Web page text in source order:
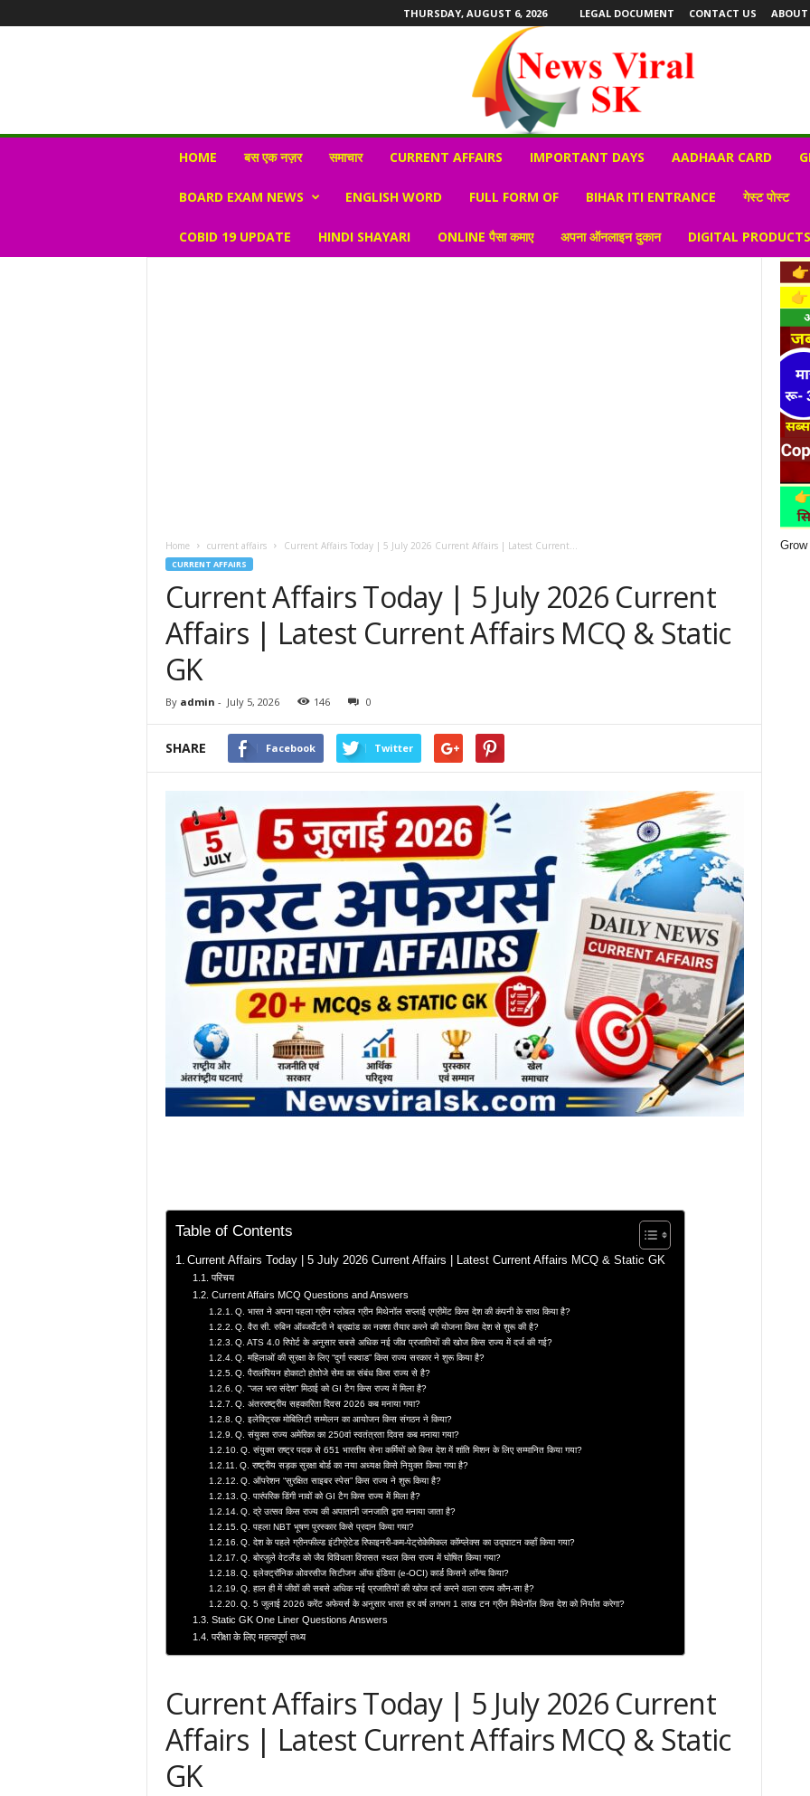
THURSDAY, AUGUST 6, 2026 LEGAL DOCUMENT CONTACT US ABOUT
r
HOME बस एक नज़र समाचार CURRENT AFFAIRS IMPORTANT DAYS AADHAAR CARD
BOARD EXAM NEWS ENGLISH WORD FULL FORM OF BIHAR ITI ENTRANCE गेस्ट पोस्ट
COBID 19 UPDATE HINDI SHAYARI ONLINE पैसा कमाए अपना ऑनलाइन दुकान DIGITAL
Home current affairs Current Affairs Today | 5 July 2026 Current Affairs | Latest Current...
CURRENT AFFAIRS
Current Affairs Today | 5 July 2026 Current
Affairs | Latest Current Affairs MCQ & Static
GK
By admin - July 5, 2026 146 0
SHARE Facebook Twitter
Table of Contents
Current Affairs Today | 5 July 2026 Current Affairs | Latest Current Affairs MCQ & Static GK
परिचय
Current Affairs MCQ Questions and Answers
Q. भारत ने अपना पहला ग्रीन ग्लोबल ग्रीन मिथेनॉल सप्लाई एग्रीमेंट किस देश की कंपनी के साथ किया है?
Q. वैरा सी. रुबिन ऑब्जर्वेटरी ने ब्रह्मांड का नक्शा तैयार करने की योजना किस देश से शुरू की है?
Q. ATS 4.0 रिपोर्ट के अनुसार सबसे अधिक नई जीव प्रजातियों की खोज किस राज्य में दर्ज की गई?
Q. महिलाओं की सुरक्षा के लिए “दुर्गा स्क्वाड” किस राज्य सरकार ने शुरू किया है?
Q. पैरालंपियन होकाटो होतोजे सेमा का संबंध किस राज्य से है?
Q. “जल भरा संदेश” मिठाई को GI टैग किस राज्य में मिला है?
Q. अंतरराष्ट्रीय सहकारिता दिवस 2026 कब मनाया गया?
Q. इलेक्ट्रिक मोबिलिटी सम्मेलन का आयोजन किस संगठन ने किया?
Q. संयुक्त राज्य अमेरिका का 250वां स्वतंत्रता दिवस कब मनाया गया?
Q. संयुक्त राष्ट्र पदक से 651 भारतीय सेना कर्मियों को किस देश में शांति मिशन के लिए सम्मानित किया गया?
Q. राष्ट्रीय सड़क सुरक्षा बोर्ड का नया अध्यक्ष किसे नियुक्त किया गया है?
Q. ऑपरेशन “सुरक्षित साइबर स्पेस” किस राज्य ने शुरू किया है?
Q. पारंपरिक डिंगी नावों को GI टैग किस राज्य में मिला है?
Q. द्रे उत्सव किस राज्य की अपातानी जनजाति द्वारा मनाया जाता है?
Q. पहला NBT भूषण पुरस्कार किसे प्रदान किया गया?
Q. देश के पहले ग्रीनफील्ड इंटीग्रेटेड रिफाइनरी-कम-पेट्रोकेमिकल कॉम्प्लेक्स का उद्घाटन कहाँ किया गया?
Q. बोरजुले वेटलैंड को जैव विविधता विरासत स्थल किस राज्य में घोषित किया गया?
Q. इलेक्ट्रॉनिक ओवरसीज सिटीजन ऑफ इंडिया (e-OCI) कार्ड किसने लॉन्च किया?
Q. हाल ही में जीवों की सबसे अधिक नई प्रजातियों की खोज दर्ज करने वाला राज्य कौन-सा है?
Q. 5 जुलाई 2026 करेंट अफेयर्स के अनुसार भारत हर वर्ष लगभग 1 लाख टन ग्रीन मिथेनॉल किस देश को निर्यात करेगा?
Static GK One Liner Questions Answers
परीक्षा के लिए महत्वपूर्ण तथ्य
Current Affairs Today | 5 July 2026 Current
Affairs | Latest Current Affairs MCQ & Static
GK